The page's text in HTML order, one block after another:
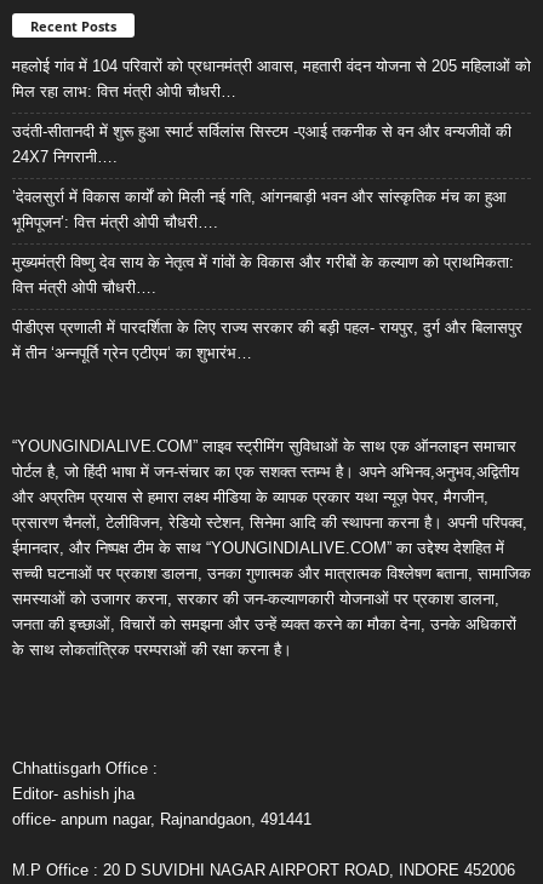
Recent Posts
महलोई गांव में 104 परिवारों को प्रधानमंत्री आवास, महतारी वंदन योजना से 205 महिलाओं को
मिल रहा लाभ: वित्त मंत्री ओपी चौधरी…
उदंती-सीतानदी में शुरू हुआ स्मार्ट सर्विलांस सिस्टम -एआई तकनीक से वन और वन्यजीवों की
24X7 निगरानी….
’देवलसुर्रा में विकास कार्यों को मिली नई गति, आंगनबाड़ी भवन और सांस्कृतिक मंच का हुआ
भूमिपूजन’: वित्त मंत्री ओपी चौधरी….
मुख्यमंत्री विष्णु देव साय के नेतृत्व में गांवों के विकास और गरीबों के कल्याण को प्राथमिकता:
वित्त मंत्री ओपी चौधरी….
पीडीएस प्रणाली में पारदर्शिता के लिए राज्य सरकार की बड़ी पहल- रायपुर, दुर्ग और बिलासपुर
में तीन ‘अन्नपूर्ति ग्रेन एटीएम‘ का शुभारंभ…
“YOUNGINDIALIVE.COM” लाइव स्ट्रीमिंग सुविधाओं के साथ एक ऑनलाइन समाचार
पोर्टल है, जो हिंदी भाषा में जन-संचार का एक सशक्त स्तम्भ है। अपने अभिनव,अनुभव,अद्वितीय
और अप्रतिम प्रयास से हमारा लक्ष्य मीडिया के व्यापक प्रकार यथा न्यूज़ पेपर, मैगजीन,
प्रसारण चैनलों, टेलीविजन, रेडियो स्टेशन, सिनेमा आदि की स्थापना करना है। अपनी परिपक्व,
ईमानदार, और निष्पक्ष टीम के साथ “YOUNGINDIALIVE.COM” का उद्देश्य देशहित में
सच्ची घटनाओं पर प्रकाश डालना, उनका गुणात्मक और मात्रात्मक विश्लेषण बताना, सामाजिक
समस्याओं को उजागर करना, सरकार की जन-कल्याणकारी योजनाओं पर प्रकाश डालना,
जनता की इच्छाओं, विचारों को समझना और उन्हें व्यक्त करने का मौका देना, उनके अधिकारों
के साथ लोकतांत्रिक परम्पराओं की रक्षा करना है।
Chhattisgarh Office :
Editor- ashish jha
office- anpum nagar, Rajnandgaon, 491441
M.P Office : 20 D SUVIDHI NAGAR AIRPORT ROAD, INDORE 452006